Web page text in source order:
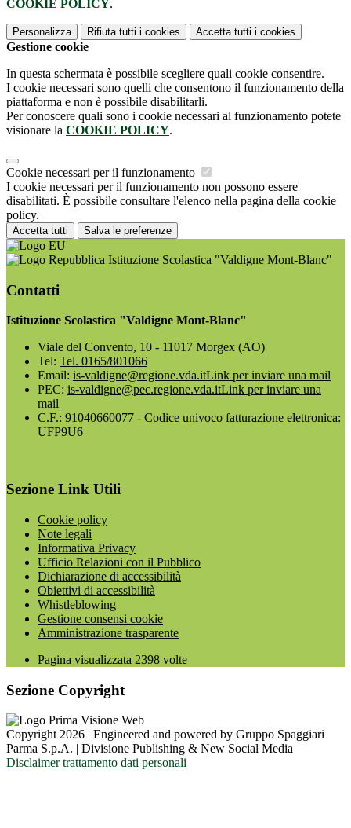
COOKIE POLICY.
Personalizza Rifiuta tutti i cookies Accetta tutti i cookies
Gestione cookie
In questa schermata è possibile scegliere quali cookie consentire.
I cookie necessari sono quelli che consentono il funzionamento della
piattaforma e non è possibile disabilitarli.
Per conoscere quali sono i cookie necessari al funzionamento potete
visionare la COOKIE POLICY.
Cookie necessari per il funzionamento
I cookie necessari per il funzionamento non possono essere
disabilitati. È possibile consultare l'elenco nella pagina della cookie
policy.
Accetta tutti Salva le preferenze
Istituzione Scolastica "Valdigne Mont-Blanc"
Contatti
Istituzione Scolastica "Valdigne Mont-Blanc"
Viale del Convento, 10 - 11017 Morgex (AO)
Tel: Tel. 0165/801066
Email: is-valdigne@regione.vda.itLink per inviare una mail
PEC: is-valdigne@pec.regione.vda.itLink per inviare una
mail
C.F.: 91040660077 - Codice univoco fatturazione elettronica:
UFP9U6
Sezione Link Utili
Cookie policy
Note legali
Informativa Privacy
Ufficio Relazioni con il Pubblico
Dichiarazione di accessibilità
Obiettivi di accessibilità
Whistleblowing
Gestione consensi cookie
Amministrazione trasparente
Pagina visualizzata 2398 volte
Sezione Copyright
Copyright 2026 | Engineered and powered by Gruppo Spaggiari
Parma S.p.A. | Divisione Publishing & New Social Media
Disclaimer trattamento dati personali